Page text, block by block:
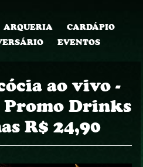
ARQUERIA
CARDÁPIO
EVENTOS
ao vivo -
Promo Drinks
R$ 24,90